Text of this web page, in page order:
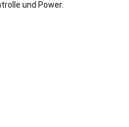
und Power.